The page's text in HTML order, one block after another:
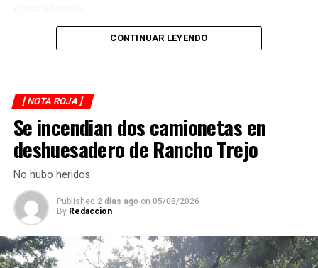
La intervención se realizó el 10 de abril mediante un
elementos de la Secretaría de Marina (Semar) y de la
Secretaría de Seguridad Pública (SSP), quienes
ejecutaron una revisión en las instalaciones de la
corporación municipal.
Durante la inspección, los efectivos localizaron diversas
dosis de droga presuntamente destinadas al
narcomenudeo, por lo que los policías fueron
asegurados y puestos a disposición de la Fiscalía
Regional para el inicio de las investigaciones
correspondientes.
CONTINUAR LEYENDO
[ NOTA ROJA ]
Se incendian dos camionetas en
deshuesadero de Rancho Trejo
No hubo heridos
Published 2 días ago on 05/08/2026
By Redaccion